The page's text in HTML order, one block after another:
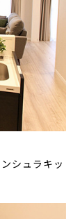
シュラキッ